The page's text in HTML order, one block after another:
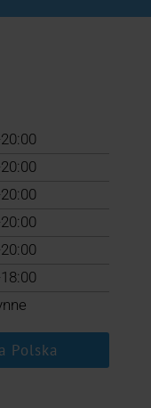
Polska